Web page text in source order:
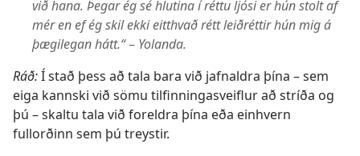
við hana. Þegar ég sé hlutina í réttu ljósi er hún stolt af
mér en ef ég skil ekki eitthvað rétt leiðréttir hún mig á
þægilegan hátt.“– Yolanda.
Ráð:Í stað þess að tala bara við jafnaldra þína – sem
eiga kannski við sömu tilfinningasveiflur að stríða og
þú – skaltu tala við foreldra þína eða einhvern
fullorðinn sem þú treystir.